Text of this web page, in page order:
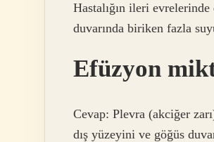
Hastalığın ileri
duvarında biriken fazla
Efüzyon
Cevap: Plevra (akciğer
dış yüzeyini ve göğüs